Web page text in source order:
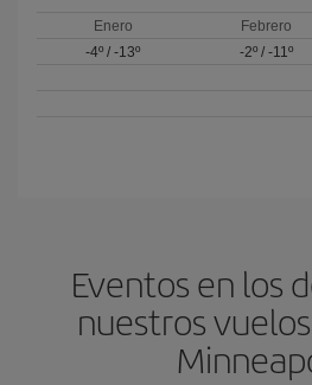
Enero
-4º /-13º
Febrero
-2º/ -11º
Eventos en los
nuestros